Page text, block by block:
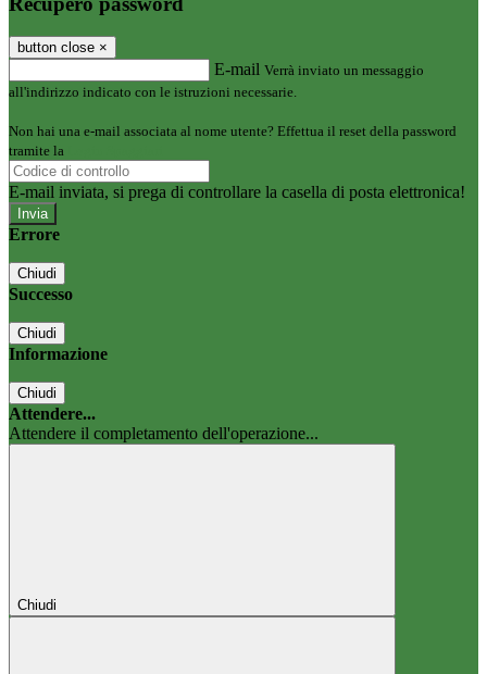
button close ×
E-mail Verrà inviato un messaggio
all'indirizzo indicato con le istruzioni necessarie.
Non hai una e-mail associata al nome utente? Effettua il reset della password
tramite la
E-mail inviata, si prega di controllare la casella di posta elettronica!
Errore
Chiudi
Successo
Chiudi
Informazione
Chiudi
Attendere...
Attendere il completamento dell'operazione...
Chiudi